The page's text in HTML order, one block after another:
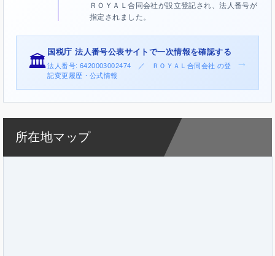
ＲＯＹＡＬ合同会社が設立登記され、法人番号が
指定されました。
🏛️
国税庁 法人番号公表サイトで一次情報を確認する
法人番号: 6420003002474 ／ ＲＯＹＡＬ合同会社 の登
記変更履歴・公式情報
→
所在地マップ